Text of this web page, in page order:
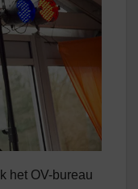
het OV-bureau